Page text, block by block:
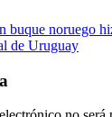
buque noruego
de Uruguay